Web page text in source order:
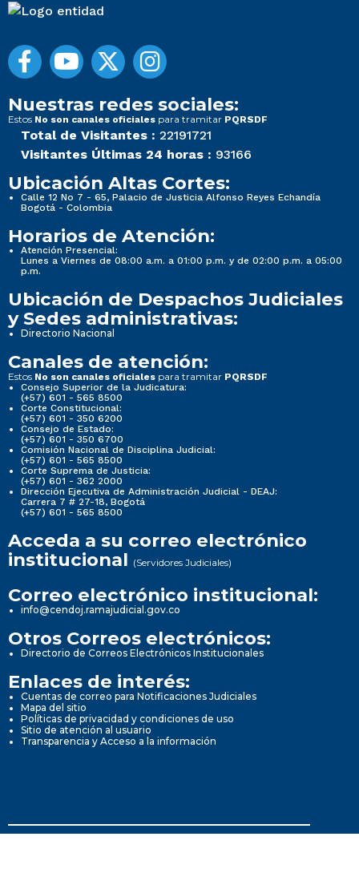
Nuestras redes sociales:
Estos No son canales oficiales para tramitar PQRSDF
Total de Visitantes : 22191721
Visitantes Últimas 24 horas : 93166
Ubicación Altas Cortes:
Calle 12 No 7 - 65, Palacio de Justicia Alfonso Reyes Echandía
Bogotá - Colombia
Horarios de Atención:
Atención Presencial:
Lunes a Viernes de 08:00 a.m. a 01:00 p.m. y de 02:00 p.m. a 05:00
p.m.
Ubicación de Despachos Judiciales
y Sedes administrativas:
Directorio Nacional
Canales de atención:
Estos No son canales oficiales para tramitar PQRSDF
Consejo Superior de la Judicatura:
(+57) 601 - 565 8500
Corte Constitucional:
(+57) 601 - 350 6200
Consejo de Estado:
(+57) 601 - 350 6700
Comisión Nacional de Disciplina Judicial:
(+57) 601 - 565 8500
Corte Suprema de Justicia:
(+57) 601 - 362 2000
Dirección Ejecutiva de Administración Judicial - DEAJ:
Carrera 7 # 27-18, Bogotá
(+57) 601 - 565 8500
Acceda a su correo electrónico
institucional (Servidores Judiciales)
Correo electrónico institucional:
info@cendoj.ramajudicial.gov.co
Otros Correos electrónicos:
Directorio de Correos Electrónicos Institucionales
Enlaces de interés:
Cuentas de correo para Notificaciones Judiciales
Mapa del sitio
Políticas de privacidad y condiciones de uso
Sitio de atención al usuario
Transparencia y Acceso a la información